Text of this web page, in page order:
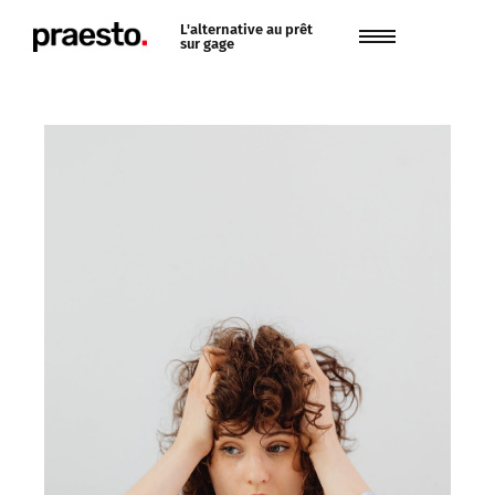
L'alternative au prêt
sur gage